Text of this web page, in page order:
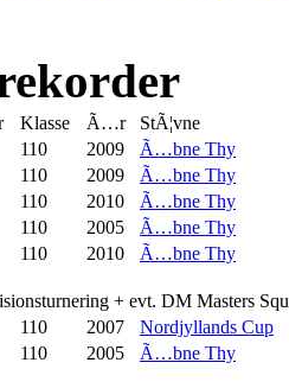
Klasse Ã…r
StÃ¦vne
110 2009
Ã…bne Thy
110 2009
Ã…bne Thy
110 2010
Ã…bne Thy
110 2005
Ã…bne Thy
110 2010 Ã…bne Thy
+ evt. DM Masters
110 2007
Nordjyllands Cup
110 2005 Ã…bne Thy